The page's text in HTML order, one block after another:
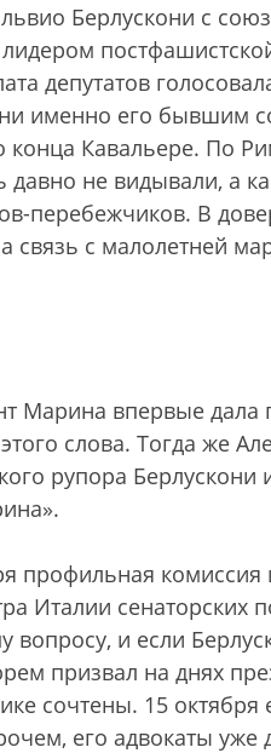
Берлускони с
депутатов
именно его бывшим
Кавальере. По
давно не видывали, а
перебежчиков. В
связь с малолетней
Марина впервые дала
слова. Тогда же
рупора
профильная комиссия
Италии сенаторских
вопросу, и если
призвал на днях
сочтены. 15 октября
его адвокаты уже